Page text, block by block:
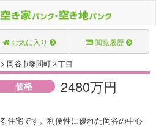
お気に入り 閲覧履歴
> 岡谷市塚間町２丁目
価格 2480万円
住宅です。利便性に優れた岡谷の中心